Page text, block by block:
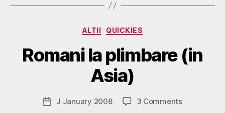
bate
Categories
ALȚII QUICKIES
Romani la plimbare (in
Asia)
Post
author
B
g
o
s
p
o
d
PostJ January 2008 3 Commentson